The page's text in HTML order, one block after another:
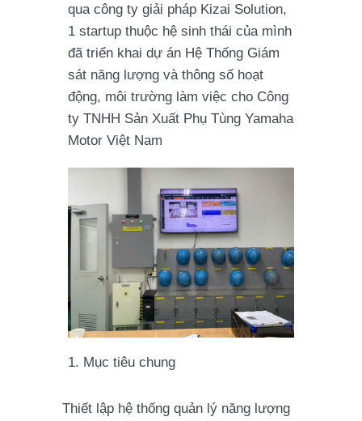
qua công ty giải pháp Kizai Solution,
1 startup thuộc hệ sinh thái của mình
đã triển khai dự án Hệ Thống Giám
sát năng lượng và thông số hoạt
động, môi trường làm việc cho Công
ty TNHH Sản Xuất Phụ Tùng Yamaha
Motor Việt Nam
1. Mục tiêu chung
Thiết lập hệ thống quản lý năng lượng